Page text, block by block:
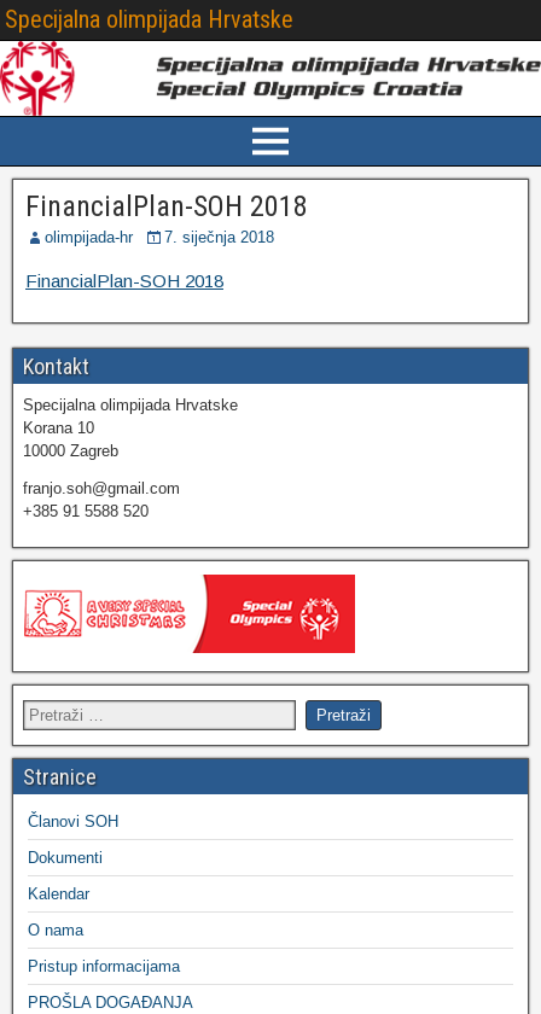
Specijalna olimpijada Hrvatske
FinancialPlan-SOH 2018
olimpijada-hr 7. siječnja 2018
FinancialPlan-SOH 2018
Kontakt
Specijalna olimpijada Hrvatske
Korana 10
10000 Zagreb
franjo.soh@gmail.com
+385 91 5588 520
Stranice
Članovi SOH
Dokumenti
Kalendar
O nama
Pristup informacijama
PROŠLA DOGAĐANJA